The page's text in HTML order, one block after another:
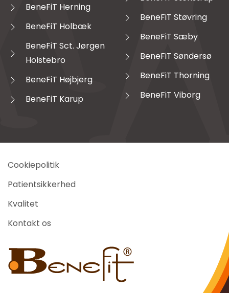
BeneFiT Herning
BeneFiT Holbæk
BeneFiT Sct. Jørgen
Holstebro
BeneFiT Højbjerg
BeneFiT Karup
BeneFiT Støvring
BeneFiT Sæby
BeneFiT Søndersø
BeneFiT Thorning
BeneFiT Viborg
Cookiepolitik
Patientsikkerhed
Kvalitet
Kontakt os